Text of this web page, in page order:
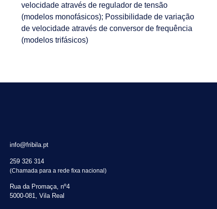
velocidade através de regulador de tensão
(modelos monofásicos); Possibilidade de variação
de velocidade através de conversor de frequência
(modelos trifásicos)
info@fribila.pt
259 326 314
(Chamada para a rede fixa nacional)
Rua da Promaça, nº4
5000-081, Vila Real